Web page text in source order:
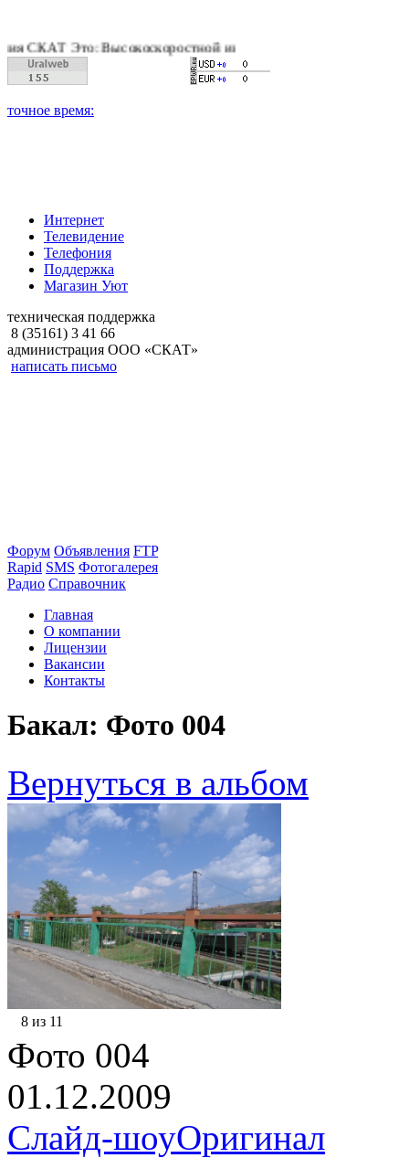
Это: Высокоскоростной интернет, качественное
Интернет
Телевидение
Телефония
Поддержка
Магазин Уют
техническая поддержка
8 (35161) 3 41 66
администрация ООО «СКАТ»
написать письмо
Форум Объявления FTP
Rapid SMS Фотогалерея
Радио Справочник
Главная
О компании
Лицензии
Вакансии
Контакты
Бакал: Фото 004
Вернуться в альбом
8 из 11
Фото 004
01.12.2009
Слайд-шоуОригинал